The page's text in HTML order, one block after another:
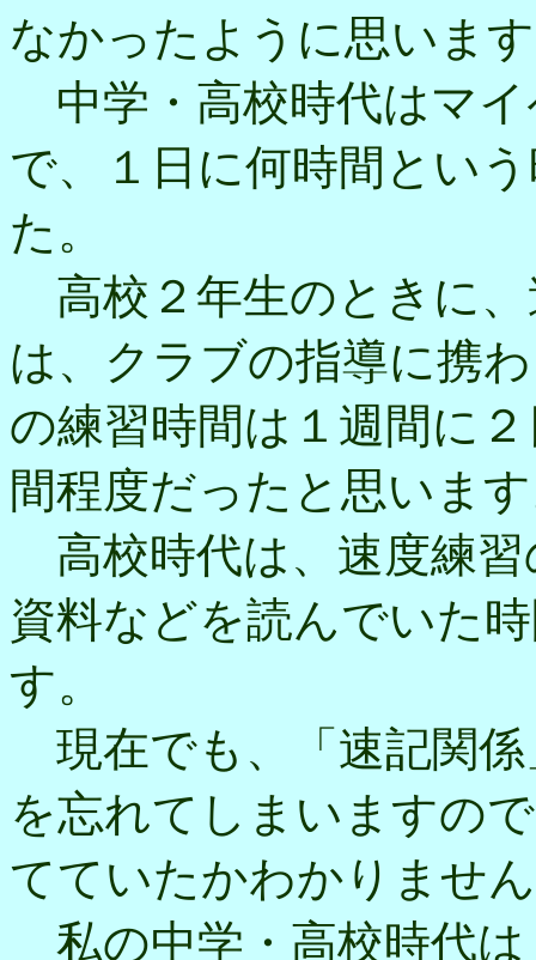
なかったように思いま
中学・高校時代はマ
で、１日に何時間とい
た。
高校２年生のときに
は、クラブの指導に携
の練習時間は１週間に
間程度だったと思いま
高校時代は、速度練習
資料などを読んでいた
す。
現在でも、「速記関
を忘れてしまいますの
てていたかわかりませ
私の中学・高校時代